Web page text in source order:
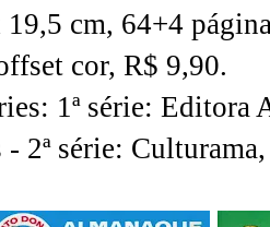
cm, 64+4
cor, R$ 9,90.
1ª série:
- 2ª série: